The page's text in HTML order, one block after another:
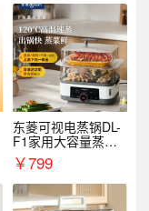
东菱可视电蒸锅DL-
F1家用大容量蒸炖
锅
￥799